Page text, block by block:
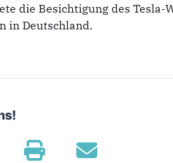
die Besichtigung des
in Deutschland.